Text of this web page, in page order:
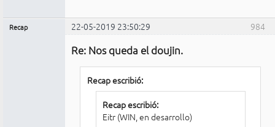
984
Recap 22-05-2019 23:50:29
Re: Nos queda el doujin.
Recap escribió:
Recap escribió:
Eitr (WIN, en desarrollo)